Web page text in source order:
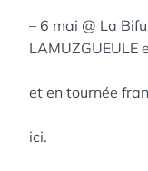
– 6 mai @ La
LAMUZGUEULE
et en tournée
ici.